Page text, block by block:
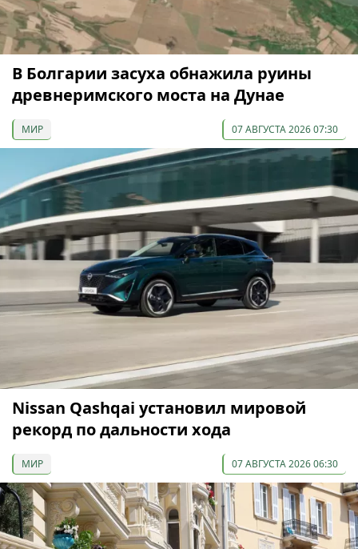
В Болгарии засуха обнажила руины
древнеримского моста на Дунае
МИР 07 АВГУСТА 2026 07:30
Nissan Qashqai установил мировой
рекорд по дальности хода
МИР 07 АВГУСТА 2026 06:30